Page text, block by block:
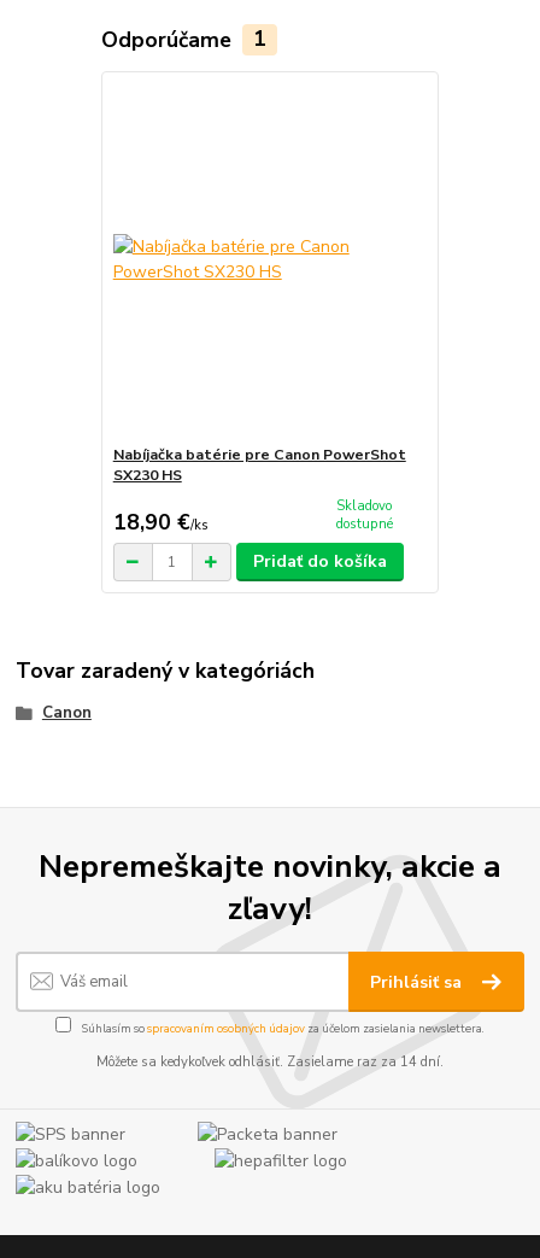
Odporúčame 1
Nabíjačka batérie pre Canon PowerShot
SX230 HS
18,90 €/ks
Skladovo
dostupné
Pridať do košíka
Tovar zaradený v kategóriách
Canon
Nepremeškajte novinky, akcie a
zľavy!
Prihlásiť sa
Súhlasím sospracovaním osobných údajov za účelom zasielania newslettera.
Môžete sa kedykoľvek odhlásiť. Zasielame raz za 14 dní.